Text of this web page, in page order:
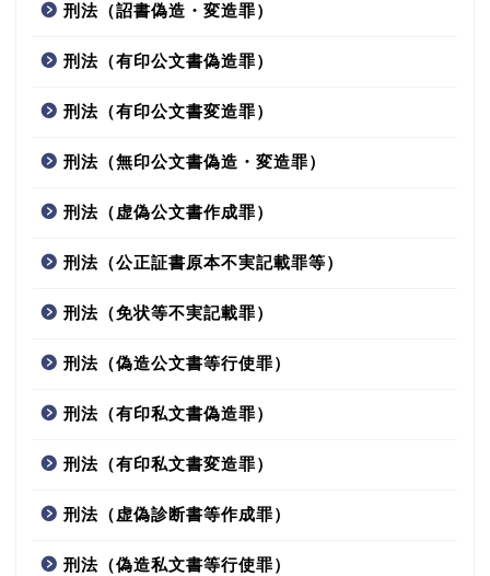
刑法（詔書偽造・変造罪）
刑法（有印公文書偽造罪）
刑法（有印公文書変造罪）
刑法（無印公文書偽造・変造罪）
刑法（虚偽公文書作成罪）
刑法（公正証書原本不実記載罪等）
刑法（免状等不実記載罪）
刑法（偽造公文書等行使罪）
刑法（有印私文書偽造罪）
刑法（有印私文書変造罪）
刑法（虚偽診断書等作成罪）
刑法（偽造私文書等行使罪）